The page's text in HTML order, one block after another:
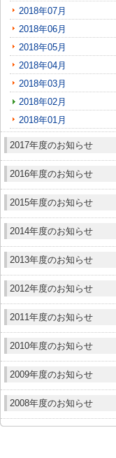
2018年07月
2018年06月
2018年05月
2018年04月
2018年03月
2018年02月
2018年01月
2017年度のお知らせ
2016年度のお知らせ
2015年度のお知らせ
2014年度のお知らせ
2013年度のお知らせ
2012年度のお知らせ
2011年度のお知らせ
2010年度のお知らせ
2009年度のお知らせ
2008年度のお知らせ